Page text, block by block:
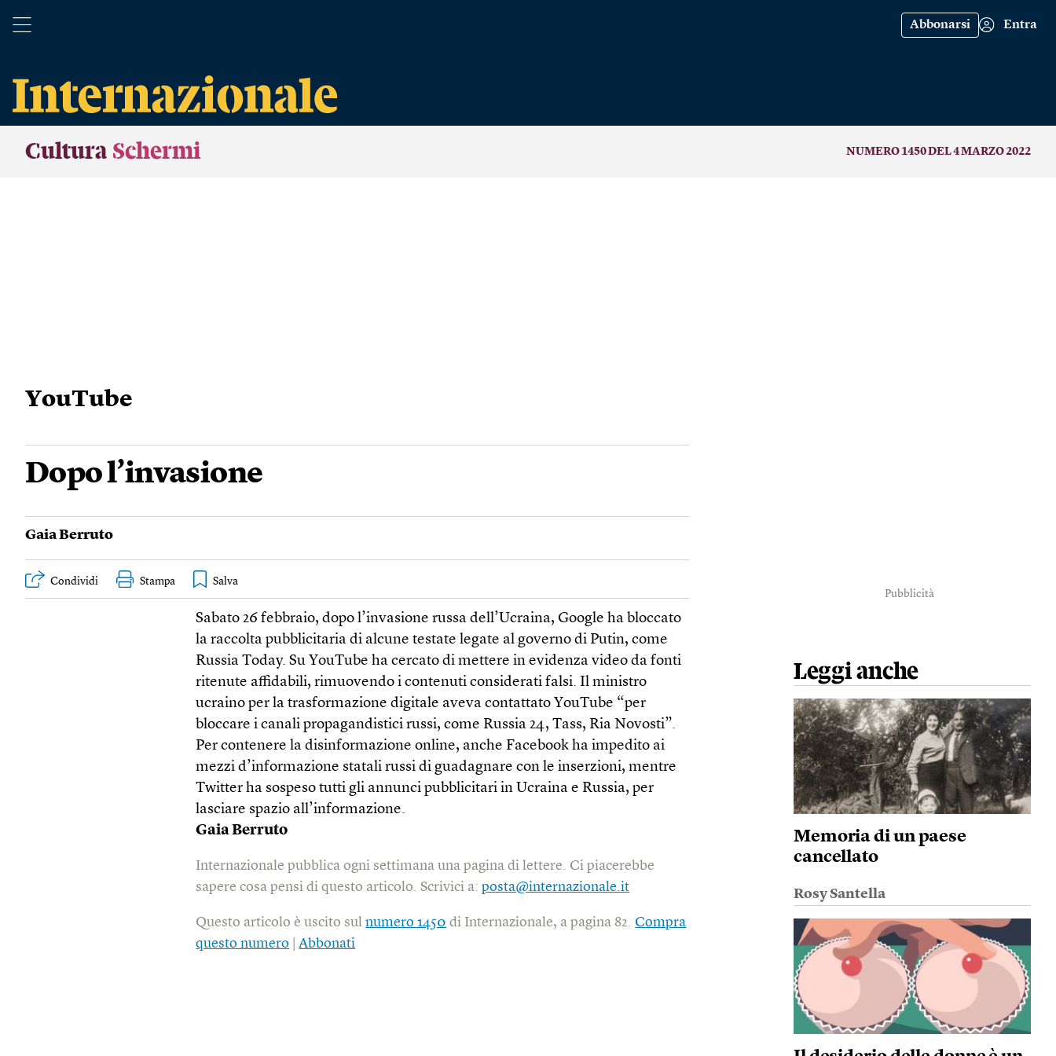
Abbonarsi Entra
Cultura Schermi NUMERO 1450 DEL 4 MARZO 2022
YouTube
Dopo l’invasione
Gaia Berruto
Condividi Stampa
Sabato 26 febbraio, dopo l’invasione russa dell’Ucraina, Google ha bloccato
la raccolta pubblicitaria di alcune testate legate al governo di Putin, come
Russia Today. Su YouTube ha cercato di mettere in evidenza video da fonti
ritenute affidabili, rimuovendo i contenuti considerati falsi. Il ministro
ucraino per la trasformazione digitale aveva contattato YouTube “per
bloccare i canali propagandistici russi, come Russia 24, Tass, Ria Novosti”.
Per contenere la disinformazione online, anche Facebook ha impedito ai
mezzi d’informazione statali russi di guadagnare con le inserzioni, mentre
Twitter ha sospeso tutti gli annunci pubblicitari in Ucraina e Russia, per
lasciare spazio all’informazione.
Gaia Berruto
Internazionale pubblica ogni settimana una pagina di lettere. Ci piacerebbe
sapere cosa pensi di questo articolo. Scrivici a:posta@internazionale.it
Questo articolo è uscito sulnumero 1450 di Internazionale, a pagina 82.Compra
questo numero |Abbonati
Pubblicità
Leggi anche
Memoria di un paese
cancellato
Rosy Santella